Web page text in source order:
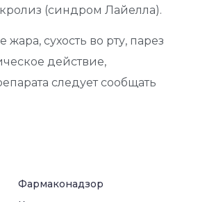
(синдром Лайелла).
сухость во рту, парез
действие,
следует сообщать
Фармаконадзор